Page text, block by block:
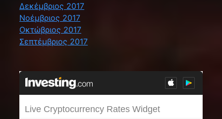
Δεκέμβριος 2017
Νοέμβριος 2017
Οκτώβριος 2017
Σεπτέμβριος 2017